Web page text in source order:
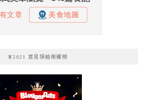
🧚2021 意見領袖榮耀榜